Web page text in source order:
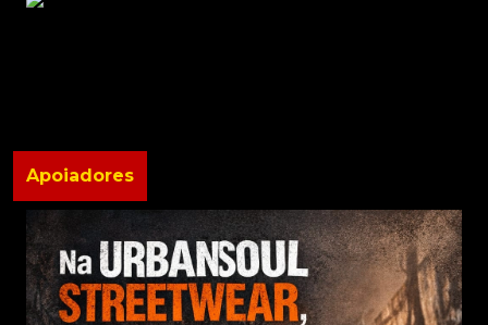
Apoiadores